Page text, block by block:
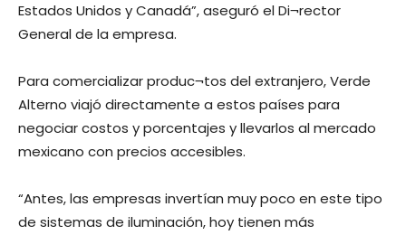
Estados Unidos y Canadá”, aseguró el Di¬rector
General de la empresa.
Para comercializar produc¬tos del extranjero, Verde
Alterno viajó directamente a estos países para
negociar costos y porcentajes y llevarlos al mercado
mexicano con precios accesibles.
“Antes, las empresas invertían muy poco en este tipo
de sistemas de iluminación, hoy tienen más